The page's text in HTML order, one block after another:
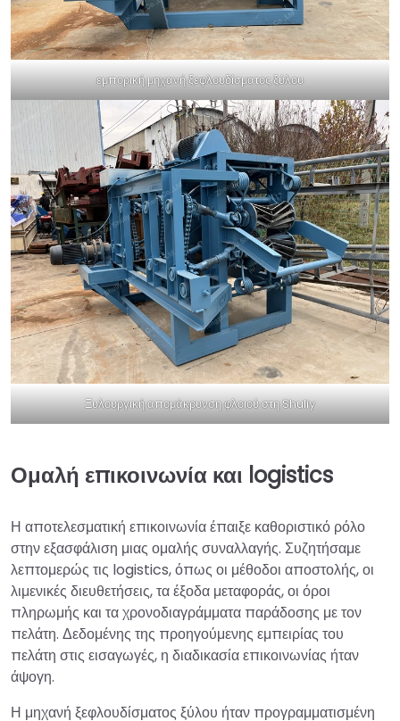
εμπορική μηχανή ξεφλουδίσματος ξύλου
Ξυλουργική απομάκρυνση φλοιού στη Shuliy
Ομαλή επικοινωνία και logistics
Η αποτελεσματική επικοινωνία έπαιξε καθοριστικό ρόλο
στην εξασφάλιση μιας ομαλής συναλλαγής. Συζητήσαμε
λεπτομερώς τις logistics, όπως οι μέθοδοι αποστολής, οι
λιμενικές διευθετήσεις, τα έξοδα μεταφοράς, οι όροι
πληρωμής και τα χρονοδιαγράμματα παράδοσης με τον
πελάτη. Δεδομένης της προηγούμενης εμπειρίας του
πελάτη στις εισαγωγές, η διαδικασία επικοινωνίας ήταν
άψογη.
Η μηχανή ξεφλουδίσματος ξύλου ήταν προγραμματισμένη